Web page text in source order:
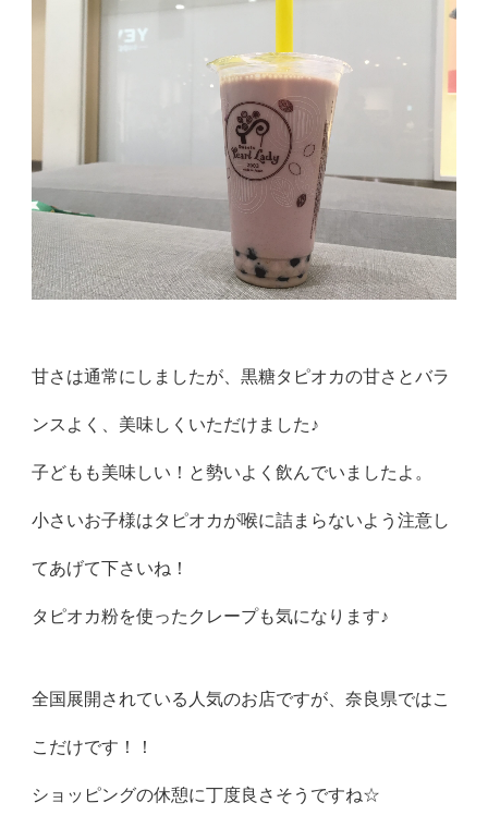
甘さは通常にしましたが、黒糖タピオカの甘さとバラ
ンスよく、美味しくいただけました♪
子どもも美味しい！と勢いよく飲んでいましたよ。
小さいお子様はタピオカが喉に詰まらないよう注意し
てあげて下さいね！
タピオカ粉を使ったクレープも気になります♪
全国展開されている人気のお店ですが、奈良県ではこ
こだけです！！
ショッピングの休憩に丁度良さそうですね☆